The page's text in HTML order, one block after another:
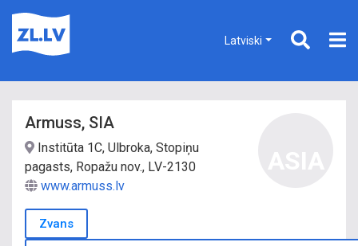
Latviski
Armuss, SIA
Institūta 1C, Ulbroka, Stopiņu
pagasts, Ropažu nov., LV-2130
www.armuss.lv
Zvans